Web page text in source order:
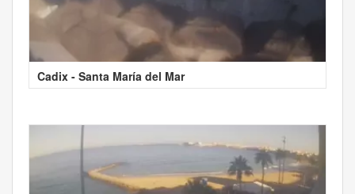
Cadix - Santa María del Mar